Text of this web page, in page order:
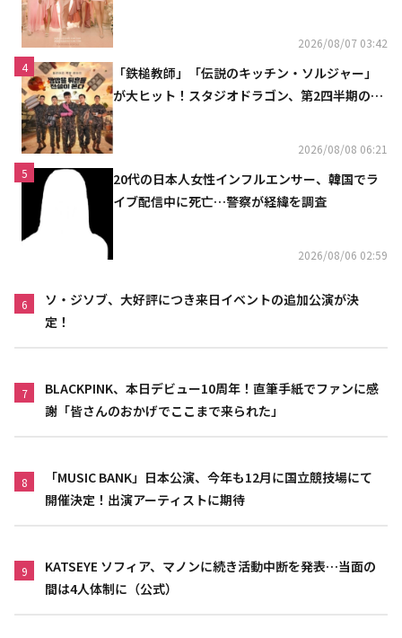
2026/08/07 03:42
4
「鉄槌教師」「伝説のキッチン・ソルジャー」
が大ヒット！スタジオドラゴン、第2四半期の売
2026/08/08 06:21
5
20代の日本人女性インフルエンサー、韓国でラ
イブ配信中に死亡…警察が経緯を調査
2026/08/06 02:59
6
ソ・ジソブ、大好評につき来日イベントの追加公演が決
定！
7
BLACKPINK、本日デビュー10周年！直筆手紙でファンに感
謝「皆さんのおかげでここまで来られた」
8
「MUSIC BANK」日本公演、今年も12月に国立競技場にて
開催決定！出演アーティストに期待
9
KATSEYE ソフィア、マノンに続き活動中断を発表…当面の
間は4人体制に（公式）